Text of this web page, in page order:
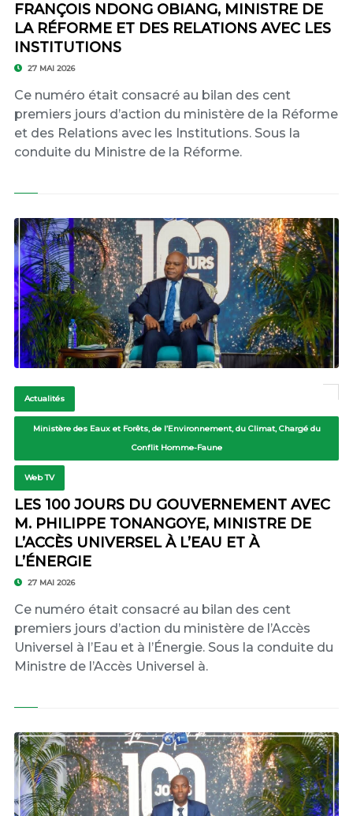
FRANÇOIS NDONG OBIANG, MINISTRE DE
LA RÉFORME ET DES RELATIONS AVEC LES
INSTITUTIONS
27 MAI 2026
Ce numéro était consacré au bilan des cent
premiers jours d’action du ministère de la Réforme
et des Relations avec les Institutions. Sous la
conduite du Ministre de la Réforme.
Actualités
Ministère des Eaux et Forêts, de l’Environnement, du Climat, Chargé du
Conflit Homme-Faune
Web TV
LES 100 JOURS DU GOUVERNEMENT AVEC
M. PHILIPPE TONANGOYE, MINISTRE DE
L’ACCÈS UNIVERSEL À L’EAU ET À
L’ÉNERGIE
27 MAI 2026
Ce numéro était consacré au bilan des cent
premiers jours d’action du ministère de l’Accès
Universel à l’Eau et à l’Énergie. Sous la conduite du
Ministre de l’Accès Universel à.